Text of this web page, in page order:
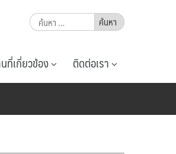
ค้นหา
สำหรับ:
ที่เกี่ยวข้อง ติดต่อเรา